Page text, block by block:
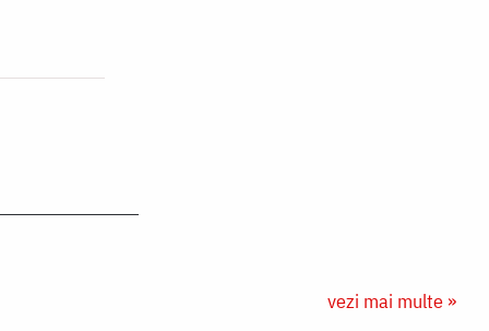
vezi mai multe »